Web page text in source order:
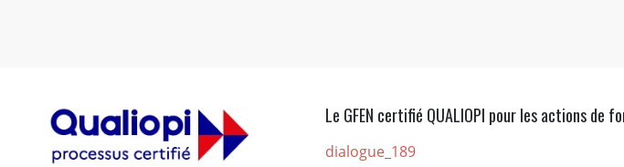
Le GFEN certifié QUALIOPI pour les actions de
dialogue_189